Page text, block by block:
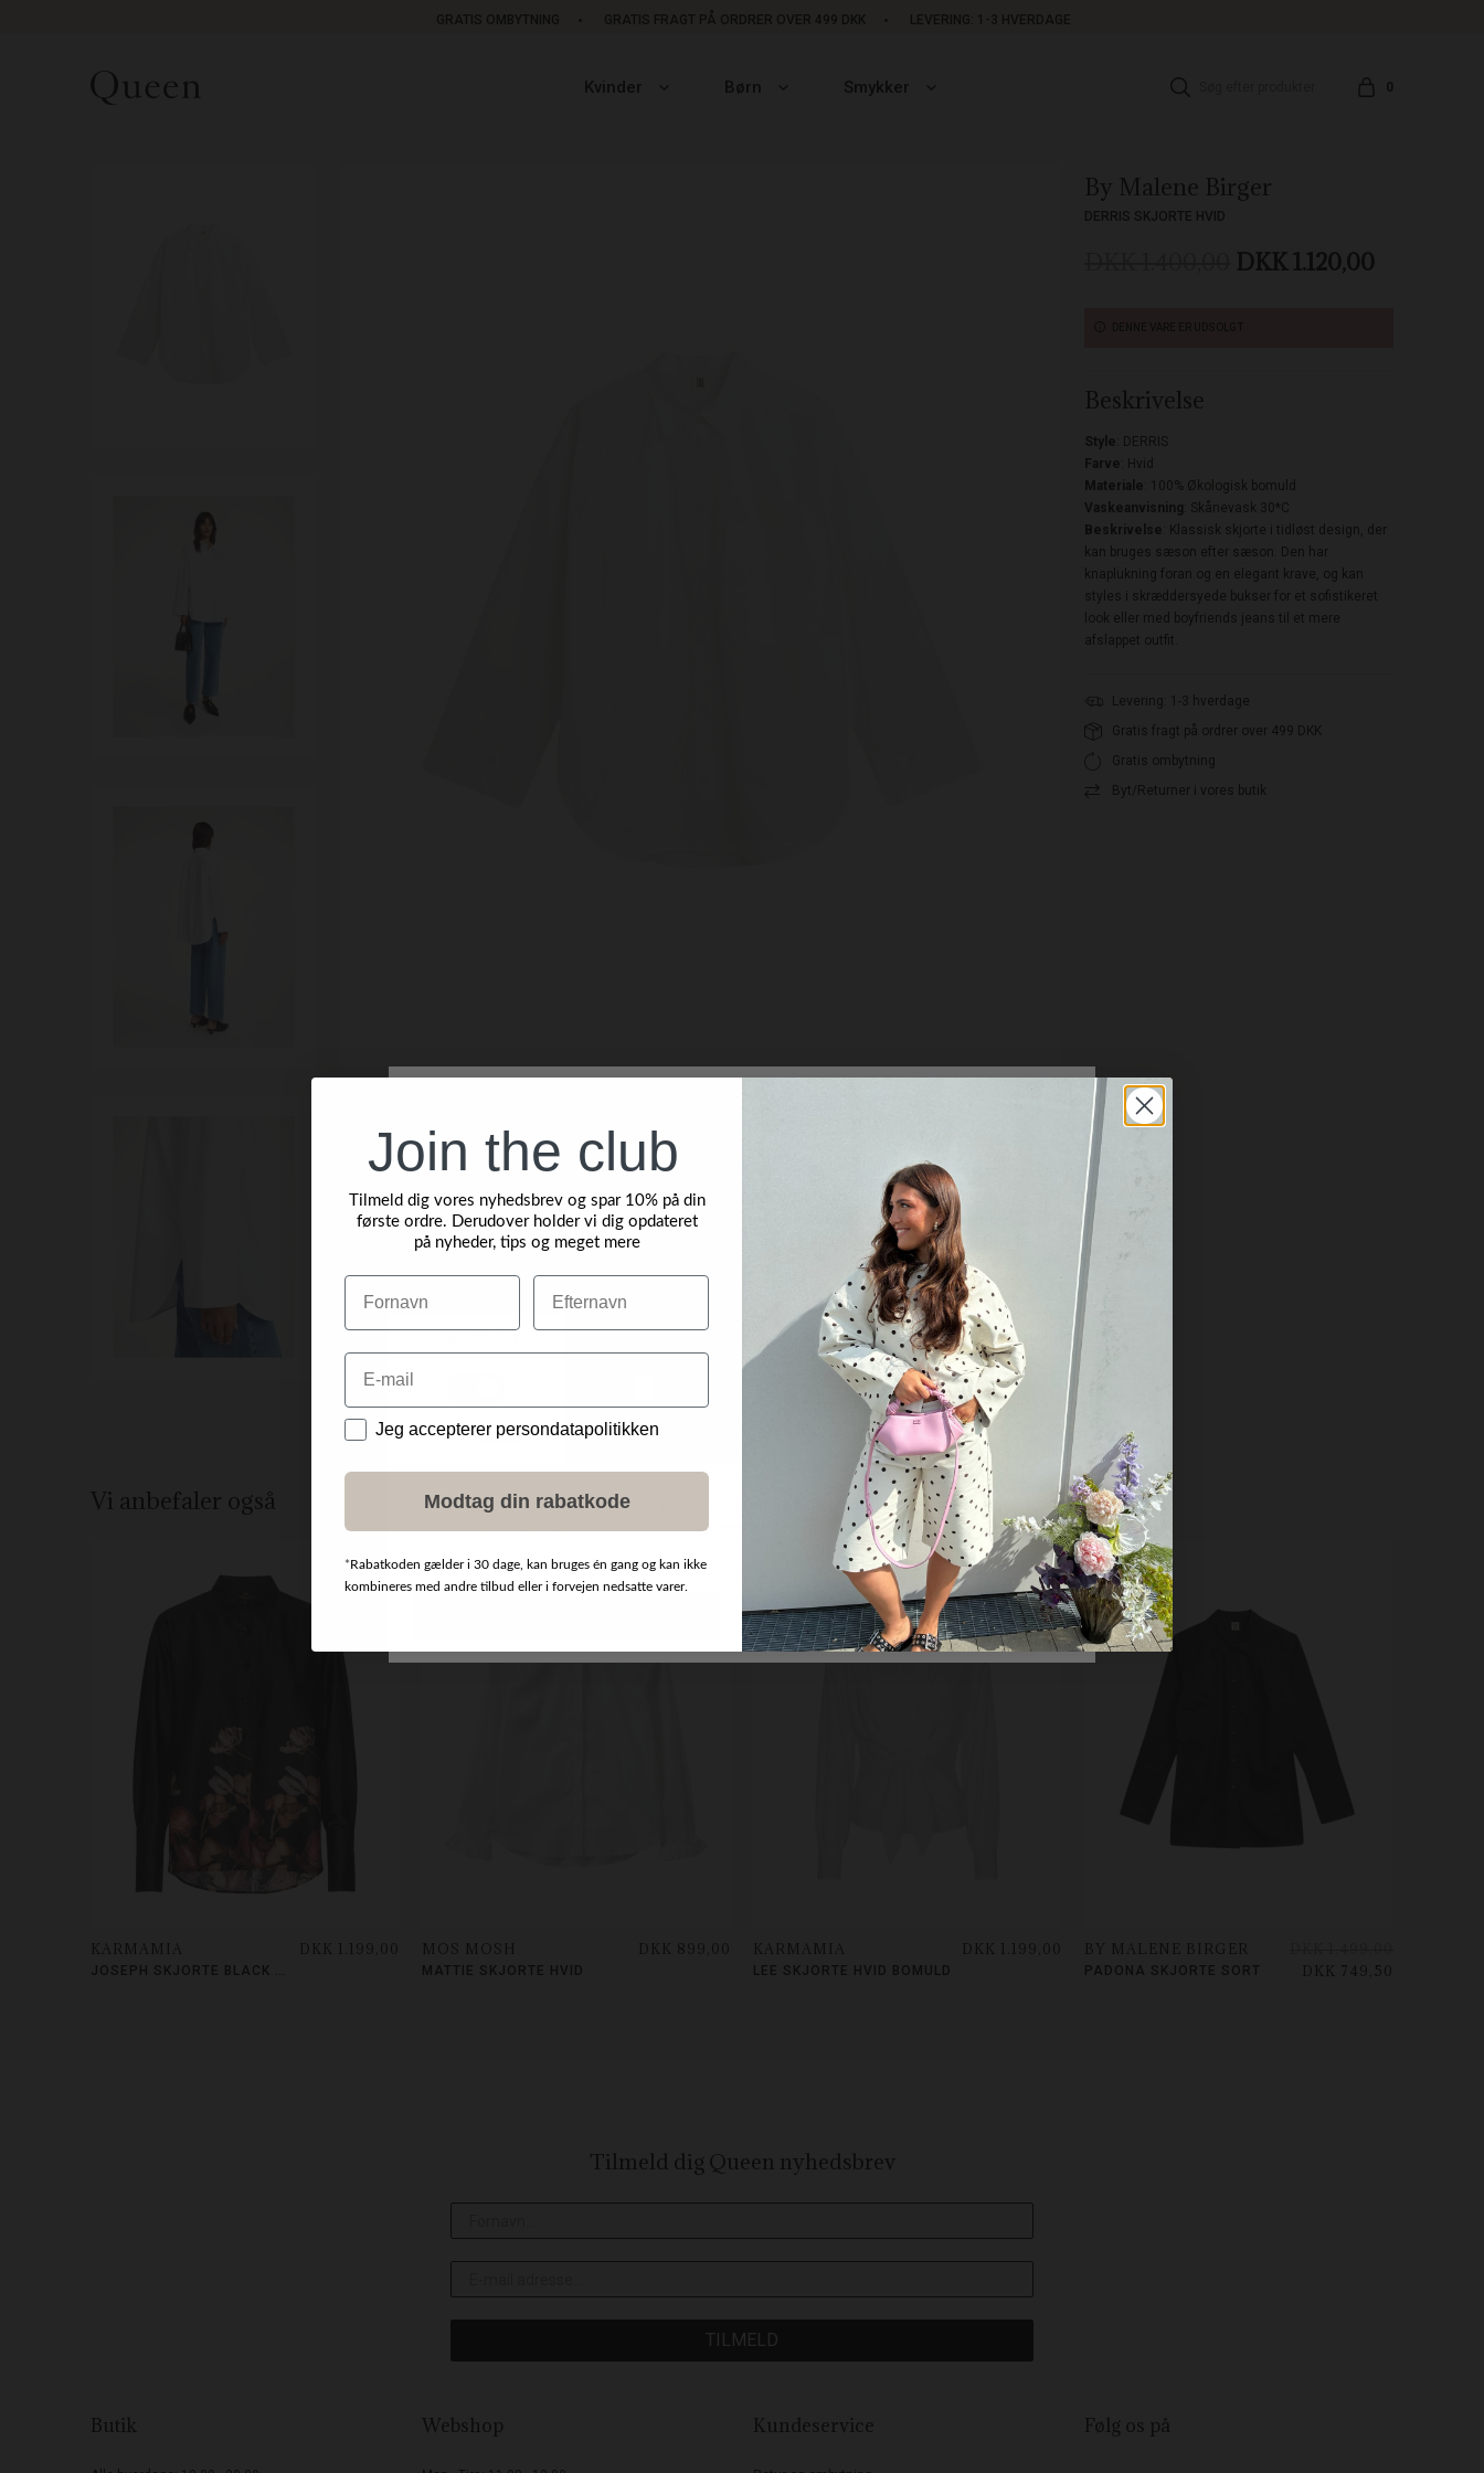
GRATIS OMBYTNING GRATIS FRAGT PÅ ORDRER OVER 499 DKK LEVERING: 1-3 HVERDAGE
Kvinder Børn Smykker 0
By Malene Birger
DERRIS SKJORTE HVID
DKK 1.120,00
Beskrivelse
Style : DERRIS
Farve : Hvid
Materiale : 100% Økologisk bomuld
Vaskeanvisning : Skånevask 30*C
Beskrivelse : Klassisk skjorte i tidløst design, der
kan bruges sæson efter sæson. Den har
knaplukning foran og en elegant krave, og kan
styles i skræddersyede bukser for et sofistikeret
look eller med boyfriends jeans til et mere
afslappet outfit.
Levering: 1-3 hverdage
Gratis fragt på ordrer over 499 DKK
Gratis ombytning
Byt/Returner i vores butik
Vi anbefaler også
KARMAMIA DKK 1.199,00 MOS MOSH
MATTIE SKJORTE HVID
DKK 899,00 KARMAMIA
LEE SKJORTE HVID BOMULD
DKK 1.199,00
-50%
BY MALENE BIRGER
PADONA SKJORTE SORT
DKK 749,50
Tilmeld dig Queen nyhedsbrev
TILMELD
Butik Webshop Kundeservice Følg os på
Join the club
Tilmeld dig vores nyhedsbrev og spar 10% på din
første ordre. Derudover holder vi dig opdateret
på nyheder, tips og meget mere
Navn Efternavn
Email
DataJeg accepterer persondatapolitikken
Modtag din rabatkode
*Rabatkoden gælder i 30 dage, kan bruges én gang og kan ikke
kombineres med andre tilbud eller i forvejen nedsatte varer.